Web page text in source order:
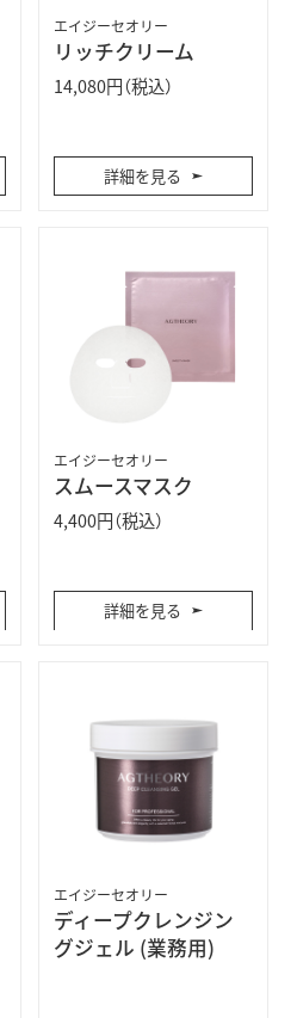
エイジーセオリー
リッチクリーム
14,080円（税込）
詳細を見る
エイジーセオリー
スムースマスク
4,400円（税込）
詳細を見る
エイジーセオリー
ディープクレンジン
グジェル (業務用)